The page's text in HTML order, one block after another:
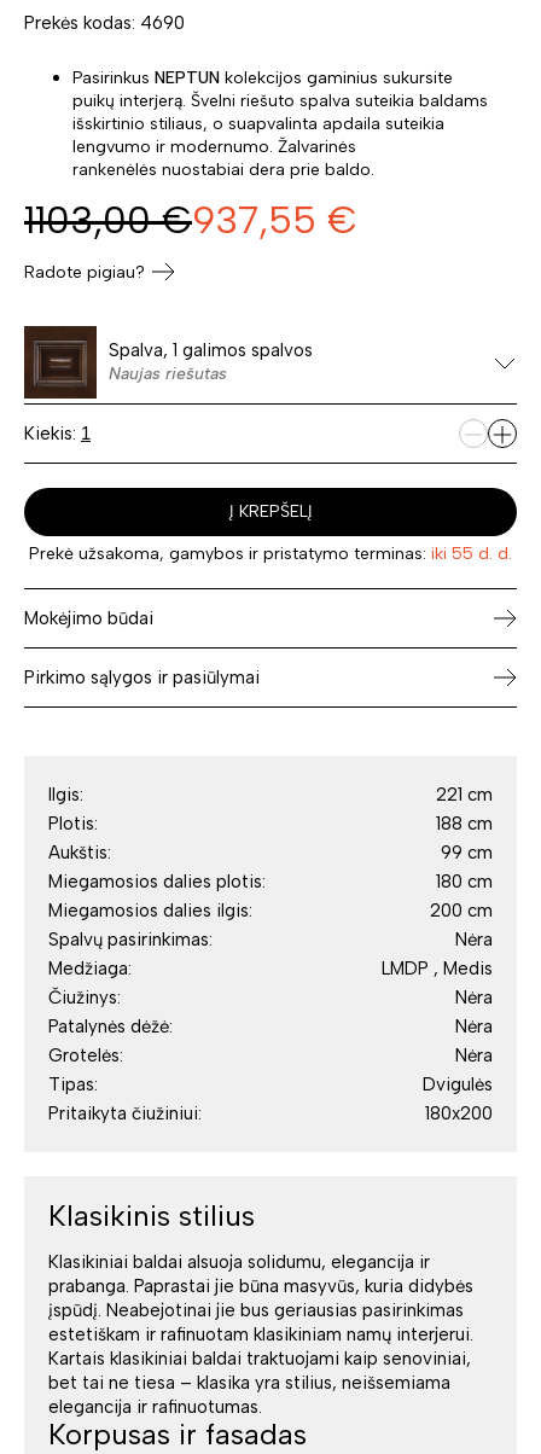
Prekės kodas: 4690
Pasirinkus NEPTUN kolekcijos gaminius sukursite
puikų interjerą. Švelni riešuto spalva suteikia baldams
išskirtinio stiliaus, o suapvalinta apdaila suteikia
lengvumo ir modernumo. Žalvarinės
rankenėlės nuostabiai dera prie baldo.
1103,00 €937,55 €
Radote pigiau?
Spalva, 1 galimos spalvos
Naujas riešutas
Kiekis:
Į KREPŠELĮ
Prekė užsakoma, gamybos ir pristatymo terminas: iki 55 d. d.
Mokėjimo būdai
Pirkimo sąlygos ir pasiūlymai
Ilgis:
221 cm
Plotis:
188 cm
Aukštis:
99 cm
Miegamosios dalies plotis:
180 cm
Miegamosios dalies ilgis:
200 cm
Spalvų pasirinkimas:
Nėra
Medžiaga:
LMDP , Medis
Čiužinys:
Nėra
Patalynės dėžė:
Nėra
Grotelės:
Nėra
Tipas:
Dvigulės
Pritaikyta čiužiniui:
180x200
Klasikinis stilius
Klasikiniai baldai alsuoja solidumu, elegancija ir
prabanga. Paprastai jie būna masyvūs, kuria didybės
įspūdį. Neabejotinai jie bus geriausias pasirinkimas
estetiškam ir rafinuotam klasikiniam namų interjerui.
Kartais klasikiniai baldai traktuojami kaip senoviniai,
bet tai ne tiesa – klasika yra stilius, neišsemiama
elegancija ir rafinuotumas.
Korpusas ir fasadas